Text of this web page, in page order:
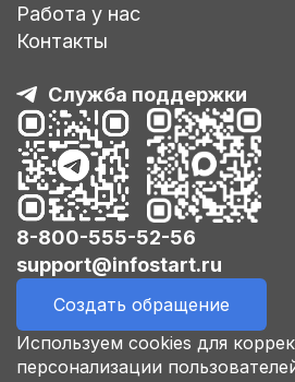
Работа у нас
Контакты
Служба поддержки
8-800-555-52-56
support@infostart.ru
Создать обращение
Используем cookies для
персонализации